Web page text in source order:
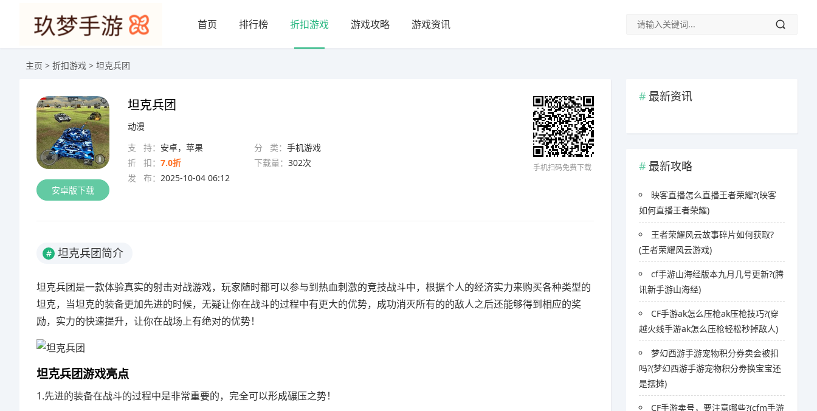
首页 排行榜 折扣游戏 游戏攻略 游戏资讯
主页 > 折扣游戏 > 坦克兵团
安卓版下载
坦克兵团
动漫
支 持： 安卓，苹果 分 类： 手机游戏
折 扣： 7.0折 下载量： 302次
发 布： 2025-10-04 06:12
手机扫码免费下载
# 坦克兵团简介
坦克兵团是一款体验真实的射击对战游戏，玩家随时都可以参与到热血刺激的竞技战斗中，根据个人的经济实力来购买各种类型的
坦克，当坦克的装备更加先进的时候，无疑让你在战斗的过程中有更大的优势，成功消灭所有的的敌人之后还能够得到相应的奖
励，实力的快速提升，让你在战场上有绝对的优势！
坦克兵团游戏亮点
1.先进的装备在战斗的过程中是非常重要的，完全可以形成碾压之势！
最新资讯
最新攻略
映客直播怎么直播王者荣耀?(映客
如何直播王者荣耀)
王者荣耀风云故事碎片如何获取?
(王者荣耀风云游戏)
cf手游山海经版本九月几号更新?(腾
讯新手游山海经)
CF手游ak怎么压枪ak压枪技巧?(穿
越火线手游ak怎么压枪轻松秒掉敌人)
梦幻西游手游宠物积分券卖会被扣
吗?(梦幻西游手游宠物积分劵换宝宝还
是摆摊)
CF手游卖号，要注意哪些?(cfm手游